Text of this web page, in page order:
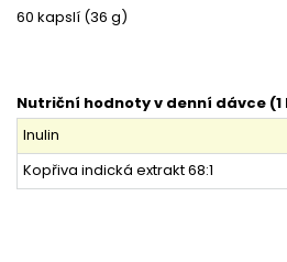
60 kapslí (36 g)
Nutriční hodnoty v denní dávce
Inulin
Kopřiva indická extrakt 68:1